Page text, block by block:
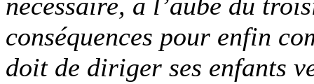
conséquences pour enfin
doit de diriger ses enfants